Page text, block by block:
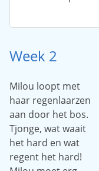
Week 2
Milou loopt met
haar regenlaarzen
aan door het bos.
Tjonge, wat waait
het hard en wat
regent het hard!